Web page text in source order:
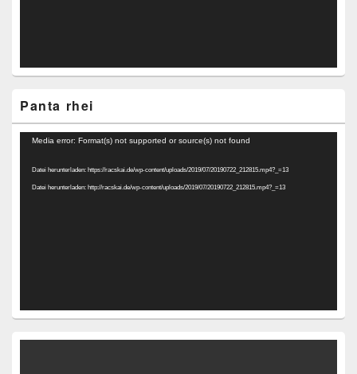
Panta rhei
Video-
Media error: Format(s) not supported or source(s) not found
Datei herunterladen: https://racskai.de/wp-content/uploads/2019/07/20190722_212815.mp4?_=13
Datei herunterladen: http://racskai.de/wp-content/uploads/2019/07/20190722_212815.mp4?_=13